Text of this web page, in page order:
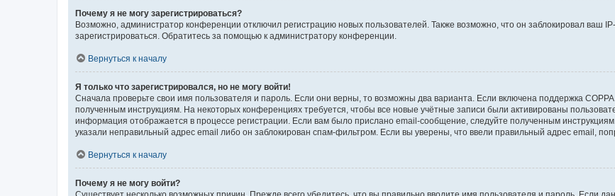
Почему я не могу зарегистрироваться?
Возможно, администратор конференции отключил регистрацию новых пользователей. Также возможно, что он заблокировал ваш
зарегистрироваться. Обратитесь за помощью к администратору конференции.
Вернуться к началу
Я только что зарегистрировался, но не могу войти!
Сначала проверьте свои имя пользователя и пароль. Если они верны, то возможны два варианта. Если включена поддержка
полученным инструкциям. На некоторых конференциях требуется, чтобы все новые учётные записи были активированы
информация отображается в процессе регистрации. Если вам было прислано email-сообщение, следуйте полученным
указали неправильный адрес email либо он заблокирован спам-фильтром. Если вы уверены, что ввели правильный адрес email,
Вернуться к началу
Почему я не могу войти?